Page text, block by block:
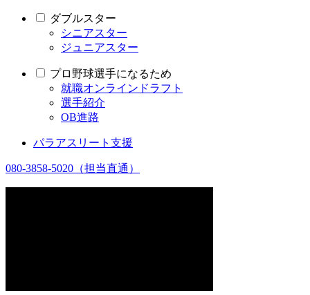
ダブルスター
シニアスター
ジュニアスター
プロ野球選手になるため
就職オンラインドラフト
選手紹介
OB進路
パラアスリート支援
080-3858-5020 （担当直通）